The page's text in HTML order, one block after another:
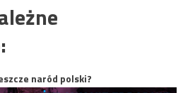
naród polski?